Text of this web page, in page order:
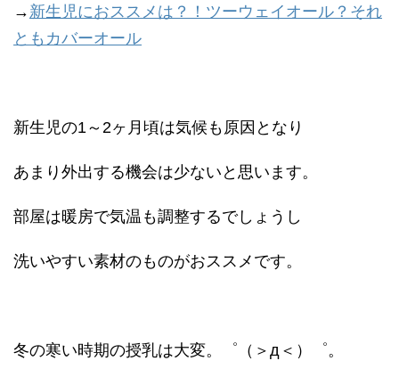
→ 新生児におススメは？！ツーウェイオール？それ
ともカバーオール
新生児の1～2ヶ月頃は気候も原因となり
あまり外出する機会は少ないと思います。
部屋は暖房で気温も調整するでしょうし
洗いやすい素材のものがおススメです。
冬の寒い時期の授乳は大変。゜（＞д＜）゜。